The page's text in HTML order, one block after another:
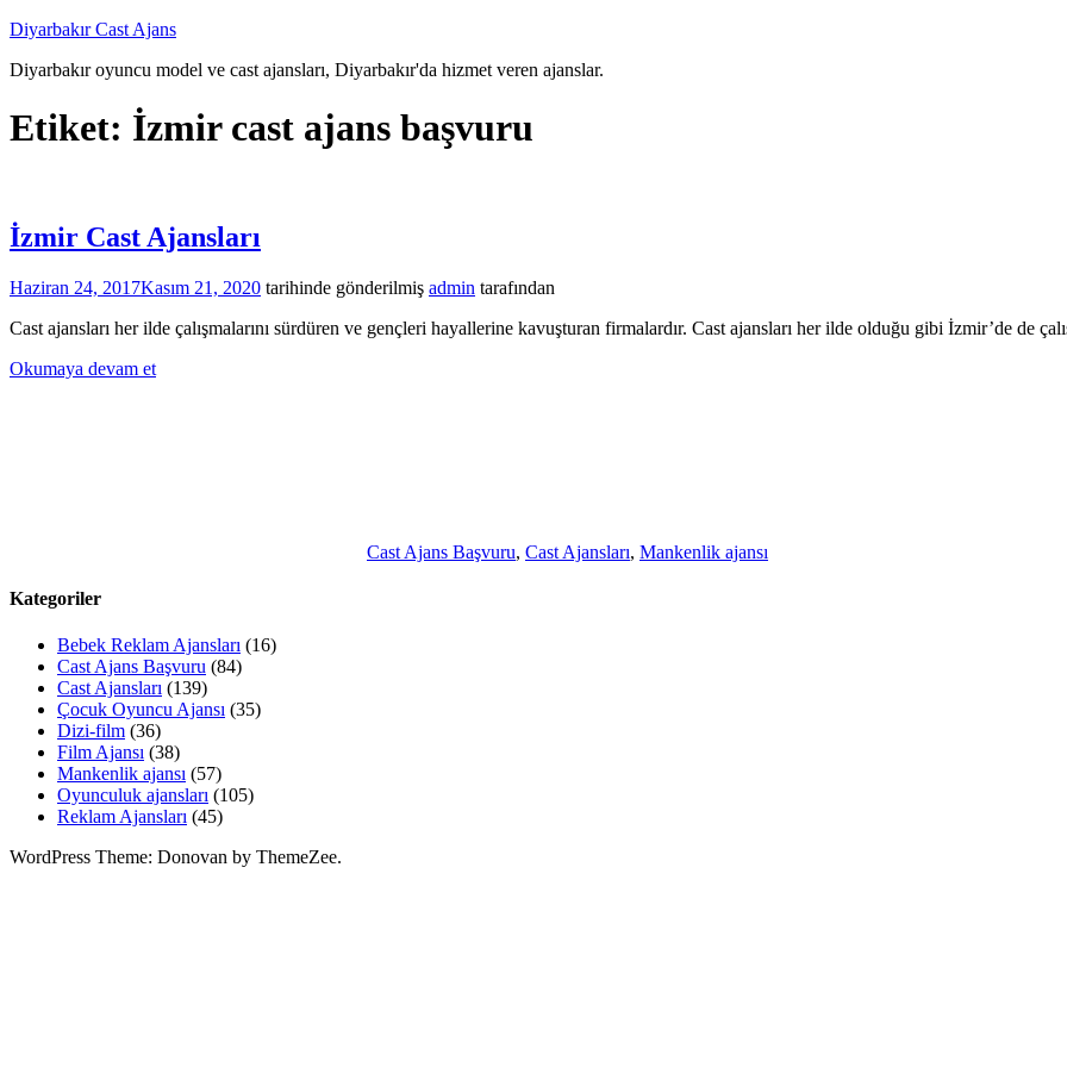
İçeriğe
Diyarbakır Cast Ajans
Diyarbakır oyuncu model ve cast ajansları, Diyarbakır'da hizmet veren ajanslar.
Etiket: İzmir cast ajans başvuru
İzmir Cast Ajansları
Haziran 24, 2017Kasım 21, 2020 tarihinde gönderilmiş admin tarafından
Cast ajansları her ilde çalışmalarını sürdüren ve gençleri hayallerine kavuşturan firmalardır. Cast ajansları her ilde olduğu gibi İzmir’de de
Okumaya devam et
Cast Ajans Başvuru, Cast Ajansları, Mankenlik ajansı
Kategoriler
Bebek Reklam Ajansları (16)
Cast Ajans Başvuru (84)
Cast Ajansları (139)
Çocuk Oyuncu Ajansı (35)
Dizi-film (36)
Film Ajansı (38)
Mankenlik ajansı (57)
Oyunculuk ajansları (105)
Reklam Ajansları (45)
WordPress Theme: Donovan by ThemeZee.